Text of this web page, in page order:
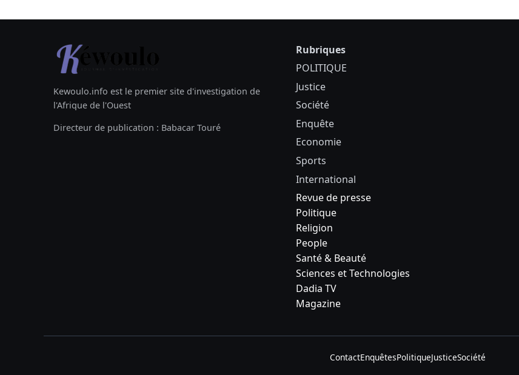
Kewoulo.info est le premier site d'investigation de
l'Afrique de l'Ouest
Directeur de publication : Babacar Touré
Rubriques
POLITIQUE
Justice
Société
Enquête
Economie
Sports
International
Revue de presse
Politique
Religion
People
Santé & Beauté
Sciences et Technologies
Dadia TV
Magazine
ContactEnquêtesPolitiqueJusticeSociété